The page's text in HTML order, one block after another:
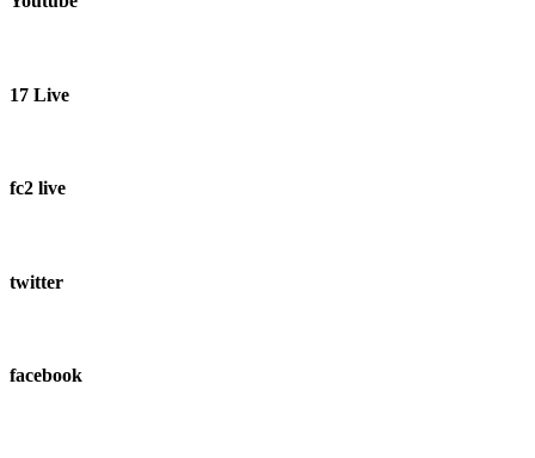
17 Live
fc2 live
twitter
facebook